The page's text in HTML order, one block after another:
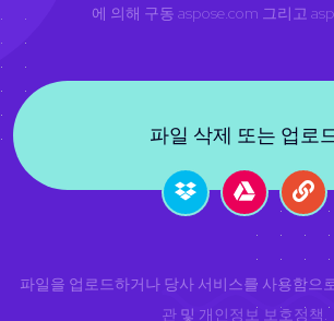
에 의해 구동 aspose.com 그리고
파일 삭제 또는 업로
파일을 업로드하거나 당사 서비스를 사용함으
관 및 개인정보 보호정책